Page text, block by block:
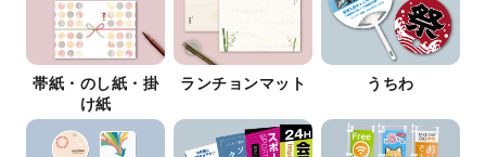
帯紙・のし紙・掛
け紙
ランチョンマット うちわ